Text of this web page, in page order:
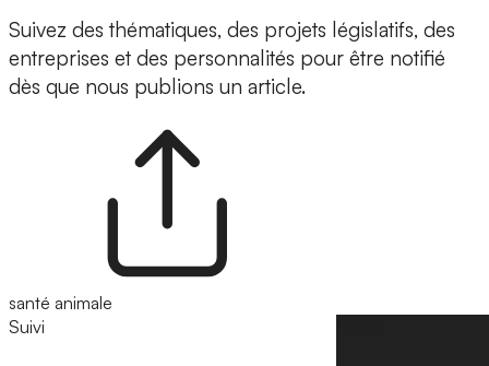
Suivez des thématiques, des projets législatifs, des
entreprises et des personnalités pour être notifié
dès que nous publions un article.
santé animale
Suivi